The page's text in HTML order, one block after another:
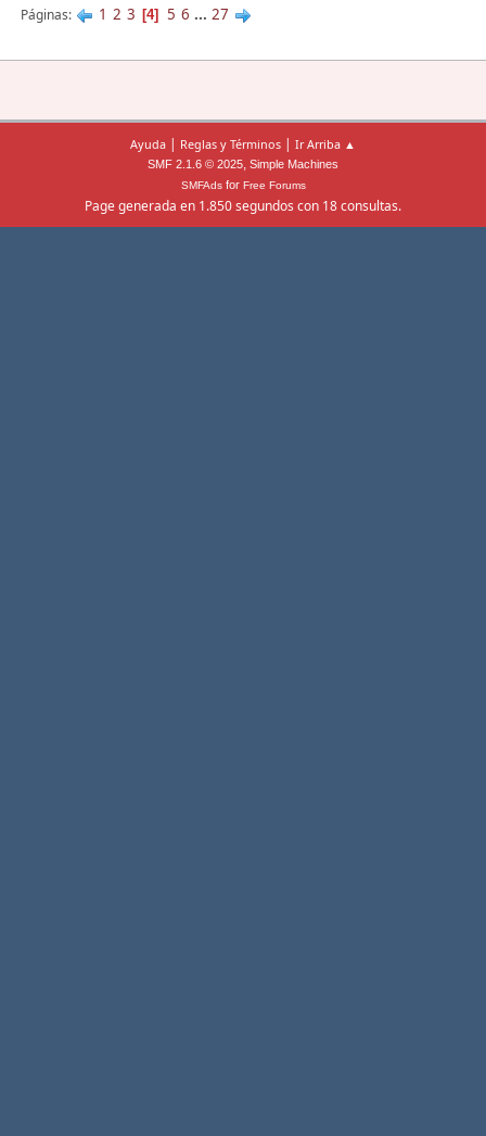
Páginas 1 2 3 4 5 6 ... 27
Ayuda | Reglas y Términos | Ir Arriba ▲
SMF 2.1.6 © 2025, Simple Machines
SMFAdsfor Free Forums
Page generada en 1.850 segundos con 18 consultas.